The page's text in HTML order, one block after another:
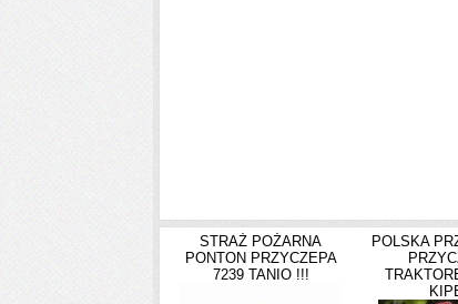
STRAŻ POŻARNA
PONTON PRZYCZEPA
7239 TANIO !!!
POLSKA